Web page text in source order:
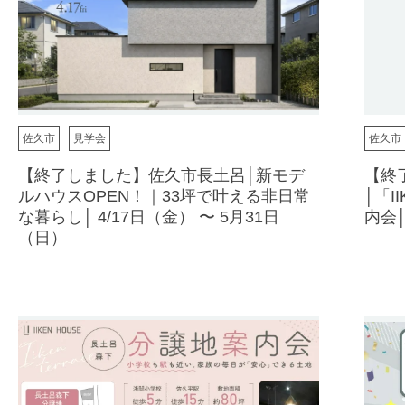
佐久市 見学会
【終了しました】佐久市長土呂│新モデ
ルハウスOPEN！｜33坪で叶える非日常
な暮らし│ 4/17日（金） 〜 5月31日
（日）
佐久市
【
│「
内会